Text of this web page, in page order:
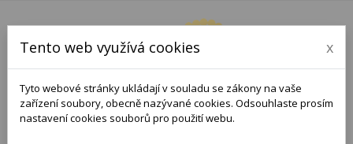
Tento web využívá cookies x
Tyto webové stránky ukládají v souladu se zákony na vaše
zařízení soubory, obecně nazývané cookies. Odsouhlaste prosím
nastavení cookies souborů pro použití webu.